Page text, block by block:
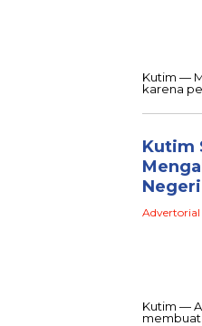
Kutim —
karena
Kutim
Negeri
Advertorial
Kutim —
membuat